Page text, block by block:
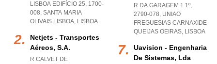
LISBOA EDIFÍCIO 25, 1700-
008, SANTA MARIA
OLIVAIS LISBOA, LISBOA
Netjets - Transportes
Aéreos, S.a.
R CALVET DE
R DA GARAGEM 1 1º,
2790-078, UNIAO
FREGUESIAS CARNAXIDE
QUEIJAS OEIRAS, LISBOA
Uavision - Engenharia
De Sistemas, Lda